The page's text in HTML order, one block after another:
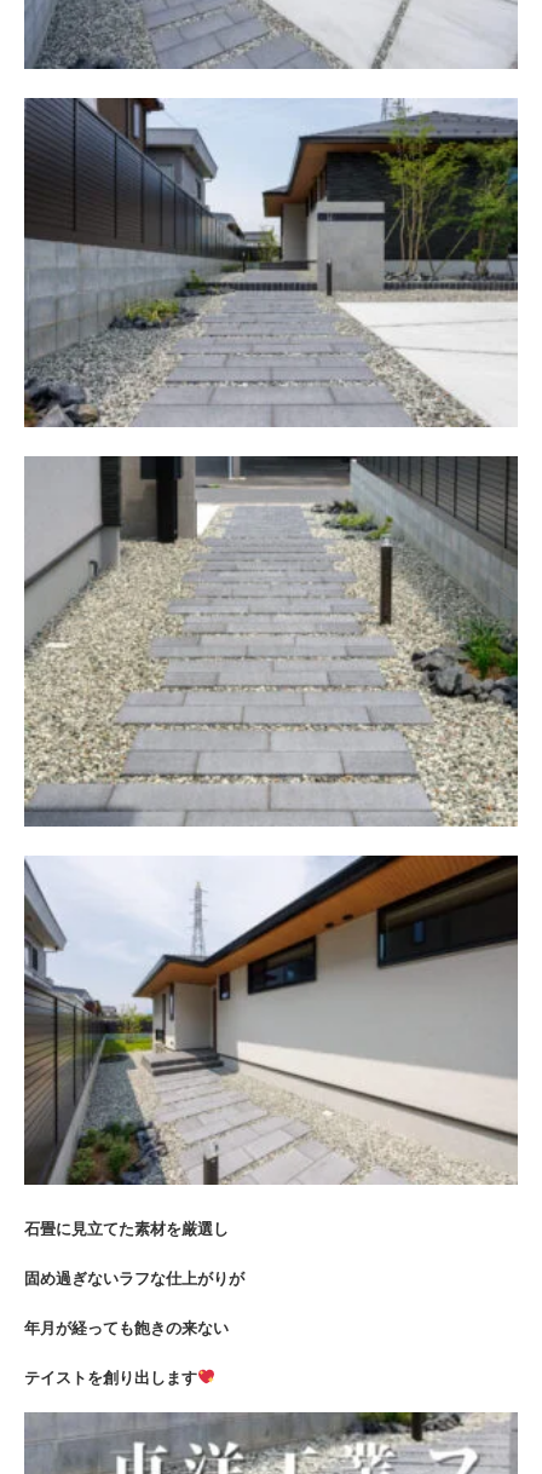
石畳に見立てた素材を厳選し
固め過ぎないラフな仕上がりが
年月が経っても飽きの来ない
テイストを創り出します